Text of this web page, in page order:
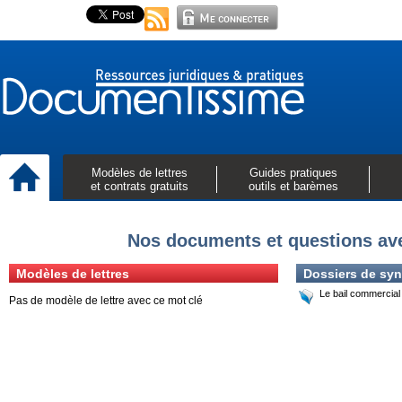
Modèles de lettres
et contrats gratuits
Guides pratiques
outils et barèmes
Nos documents et questions
Modèles de lettres
Pas de modèle de lettre avec ce mot clé
Dossiers de
Le bail commercial